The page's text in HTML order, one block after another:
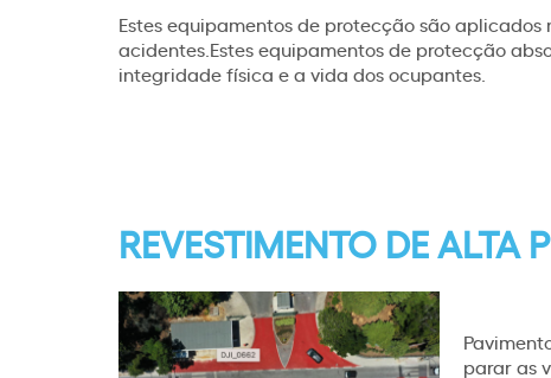
Estes equipamentos de protecção são
acidentes.Estes equipamentos de protecção
integridade física e a vida dos ocupantes.
REVESTIMENTO DE ALTA
parar as